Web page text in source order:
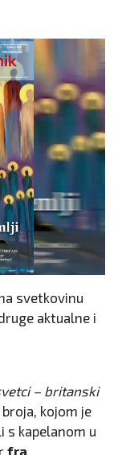
svetkovinu
aktualne i
– britanski
kojom je
s kapelanom u
fra